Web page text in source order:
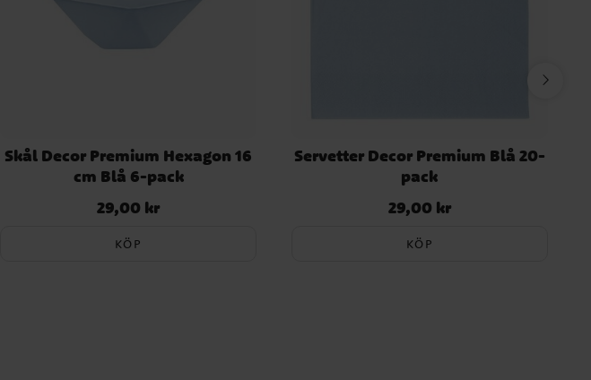
Skål Decor Premium Hexagon 16
cm Blå 6-pack
Pris:29,00 kr
29,00 kr
KÖP
Servetter Decor Premium Blå 20-
pack
Pris:29,00 kr
29,00 kr
KÖP